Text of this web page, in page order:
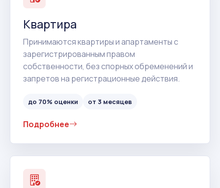
Квартира
Принимаются квартиры и апартаменты с
зарегистрированным правом
собственности, без спорных обременений и
запретов на регистрационные действия.
до 70% оценки от 3 месяцев
Подробнее